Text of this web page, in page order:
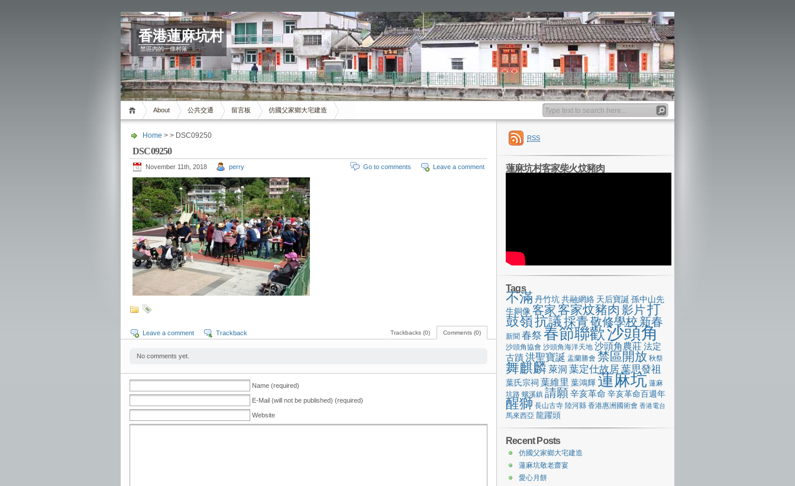
Banner
香港蓮麻坑村
禁區內的一條村落
About 公共交通 留言板 仿國父家鄉大宅建造
Home > > DSC09250
DSC09250
November 11th, 2018 perry Leave a comment
Go to comments
Comments (0)
Trackbacks (0)
Leave a comment Trackback
No comments yet.
Name (required)
E-Mail (will not be published) (required)
Website
RSS
蓮麻坑村客家柴火炆豬肉
Tags
不滿 丹竹坑共融網絡 天后寶誕 孫中山先
生銅像 客家客家炆豬肉 影片打
鼓嶺抗議採青敬修學校 新春
新聞 春祭 春節聯歡沙頭角
沙頭角協會 沙頭角海洋天地 沙頭角農莊法定
古蹟洪聖寶誕 盂蘭勝會 禁區開放 秋祭
舞麒麟萊洞 葉定仕故居葉思發祖
葉氏宗祠 葉維里 葉鴻輝蓮麻坑 蓮麻
坑路 螺溪鎮 請願辛亥革命 辛亥革命百週年
醒獅 長山古寺 陸河縣 香港惠洲國術會 香港電台
馬來西亞 龍躍頭
Recent Posts
仿國父家鄉大宅建造
蓮麻坑敬老齋宴
愛心月餅